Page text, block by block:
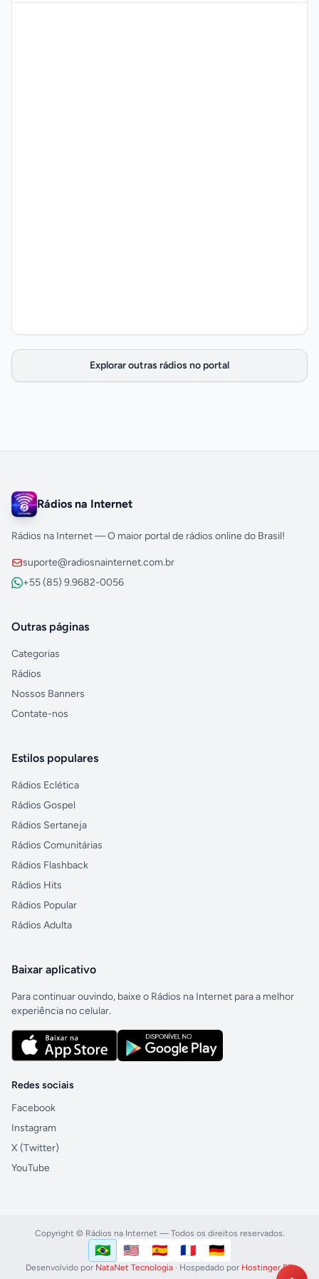
Explorar outras rádios no portal
Rádios na Internet
Rádios na Internet — O maior portal de rádios online do Brasil!
suporte@radiosnainternet.com.br
+55 (85) 9.9682-0056
Outras páginas
Categorias
Rádios
Nossos Banners
Contate-nos
Estilos populares
Rádios Eclética
Rádios Gospel
Rádios Sertaneja
Rádios Comunitárias
Rádios Flashback
Rádios Hits
Rádios Popular
Rádios Adulta
Baixar aplicativo
Para continuar ouvindo, baixe o Rádios na Internet para a melhor
experiência no celular.
Redes sociais
Facebook
Instagram
X (Twitter)
YouTube
Copyright © Rádios na Internet — Todos os direitos reservados.
Idioma
🇧🇷Português (Brasil)
🇺🇸English (US)
🇪🇸Español
🇫🇷Français
🇩🇪Deutsch
Desenvolvido por NataNet Tecnologia · Hospedado por Hostinger BR